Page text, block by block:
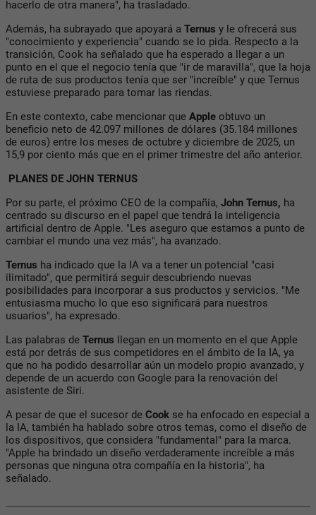
hacerlo de otra manera", ha trasladado.
Además, ha subrayado que apoyará a Ternus y le ofrecerá sus
"conocimiento y experiencia" cuando se lo pida. Respecto a la
transición, Cook ha señalado que ha esperado a llegar a un
punto en el que el negocio tenía que "ir de maravilla", que la hoja
de ruta de sus productos tenía que ser "increíble" y que Ternus
estuviese preparado para tomar las riendas.
En este contexto, cabe mencionar que Apple obtuvo un
beneficio neto de 42.097 millones de dólares (35.184 millones
de euros) entre los meses de octubre y diciembre de 2025, un
15,9 por ciento más que en el primer trimestre del año anterior.
PLANES DE JOHN TERNUS
Por su parte, el próximo CEO de la compañía, John Ternus, ha
centrado su discurso en el papel que tendrá la inteligencia
artificial dentro de Apple. "Les aseguro que estamos a punto de
cambiar el mundo una vez más", ha avanzado.
Ternus ha indicado que la IA va a tener un potencial "casi
ilimitado", que permitirá seguir descubriendo nuevas
posibilidades para incorporar a sus productos y servicios. "Me
entusiasma mucho lo que eso significará para nuestros
usuarios", ha expresado.
Las palabras de Ternus llegan en un momento en el que Apple
está por detrás de sus competidores en el ámbito de la IA, ya
que no ha podido desarrollar aún un modelo propio avanzado, y
depende de un acuerdo con Google para la renovación del
asistente de Siri.
A pesar de que el sucesor de Cook se ha enfocado en especial a
la IA, también ha hablado sobre otros temas, como el diseño de
los dispositivos, que considera "fundamental" para la marca.
"Apple ha brindado un diseño verdaderamente increíble a más
personas que ninguna otra compañía en la historia", ha
señalado.